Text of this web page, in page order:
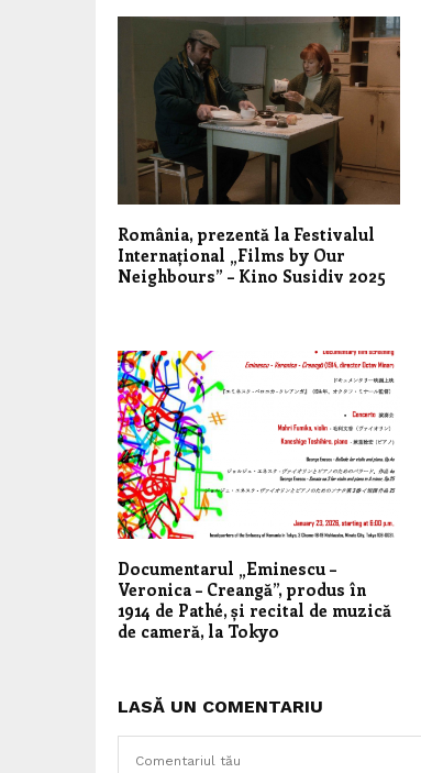
România, prezentă la Festivalul
Internațional „Films by Our
Neighbours” – Kino Susidiv 2025
Documentarul „Eminescu –
Veronica – Creangă”, produs în
1914 de Pathé, și recital de muzică
de cameră, la Tokyo
LASĂ UN COMENTARIU